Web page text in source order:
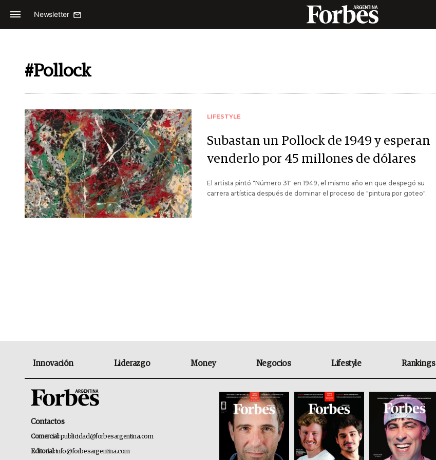
Newsletter
#Pollock
LIFESTYLE
Subastan un Pollock de 1949 y esperan
venderlo por 45 millones de dólares
El artista pintó "Número 31" en 1949, el mismo año en que despegó su
carrera artística después de dominar el proceso de "pintura por goteo".
Innovación Liderazgo Money Negocios Lifestyle Rankings
Contactos
Comercial:publicidad@forbesargentina.com
Editorial:info@forbesargentina.com